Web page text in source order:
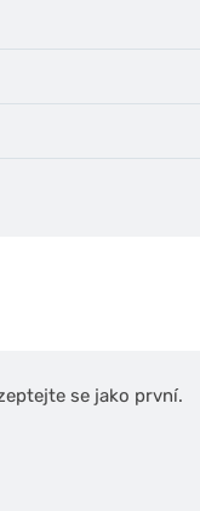
se jako první.